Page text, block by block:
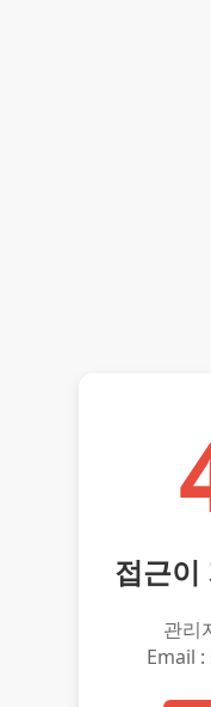
접근이
관리
Email